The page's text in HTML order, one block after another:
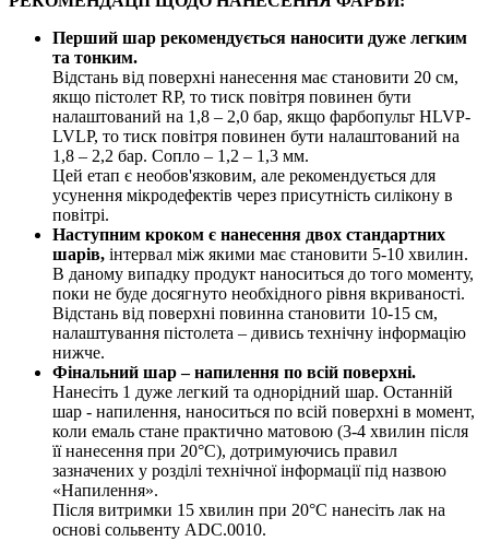
Перший шар рекомендується наносити дуже легким
та тонким.
Відстань від поверхні нанесення має становити 20 см,
якщо пістолет RP, то тиск повітря повинен бути
налаштований на 1,8 – 2,0 бар, якщо фарбопульт HLVP-
LVLP, то тиск повітря повинен бути налаштований на
1,8 – 2,2 бар. Сопло – 1,2 – 1,3 мм.
Цей етап є необов'язковим, але рекомендується для
усунення мікродефектів через присутність силікону в
повітрі.
Наступним кроком є нанесення двох стандартних
шарів, інтервал між якими має становити 5-10 хвилин.
В даному випадку продукт наноситься до того моменту,
поки не буде досягнуто необхідного рівня вкриваності.
Відстань від поверхні повинна становити 10-15 см,
налаштування пістолета – дивись технічну інформацію
нижче.
Фінальний шар – напилення по всій поверхні.
Нанесіть 1 дуже легкий та однорідний шар. Останній
шар - напилення, наноситься по всій поверхні в момент,
коли емаль стане практично матовою (3-4 хвилин після
її нанесення при 20°C), дотримуючись правил
зазначених у розділі технічної інформації під назвою
«Напилення».
Після витримки 15 хвилин при 20°C нанесіть лак на
основі сольвенту ADC.0010.